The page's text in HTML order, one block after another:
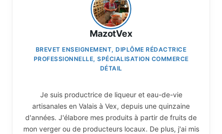
MazotVex
BREVET ENSEIGNEMENT, DIPLÔME RÉDACTRICE
PROFESSIONNELLE, SPÉCIALISATION COMMERCE
DÉTAIL
Je suis productrice de liqueur et eau-de-vie
artisanales en Valais à Vex, depuis une quinzaine
d'années. J'élabore mes produits à partir de fruits de
mon verger ou de producteurs locaux. De plus, j'ai mis